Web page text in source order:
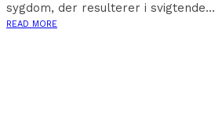
sygdom, der resulterer i svigtende...
READ MORE